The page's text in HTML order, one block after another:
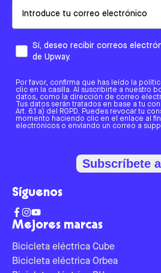
Mejores marcas
Bicicleta eléctrica Cube
Bicicleta eléctrica Orbea
Sí, deseo recibir correos
de Upway.
Por favor, confirma que has leído la
clic en la casilla. Al suscribirte a nuestro
datos, como la dirección de correo
Tus datos serán tratados en base a tu
Art. 6.1 a) del RGPD. Puedes revocar tu
momento haciendo clic en el enlace al
electrónicos o enviando un correo a
Subscríbete
Síguenos